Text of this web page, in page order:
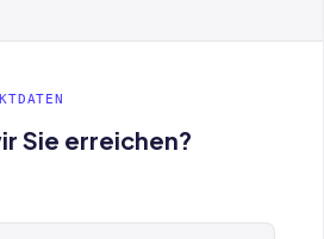
Sie erreichen?